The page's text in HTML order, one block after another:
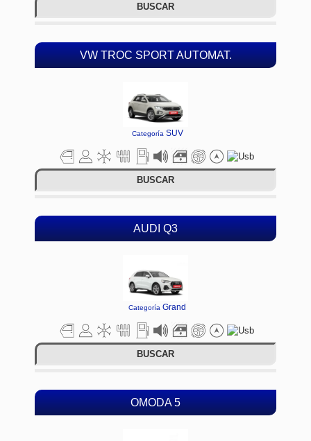
BUSCAR
VW TROC SPORT AUTOMAT.
Categoría SUV
BUSCAR
AUDI Q3
Categoría Grand
BUSCAR
OMODA 5